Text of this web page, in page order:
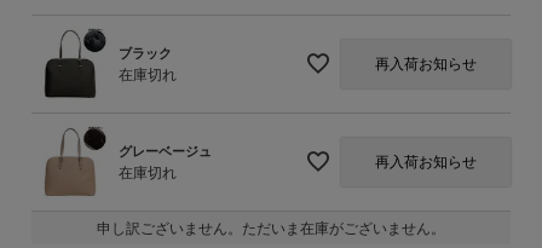
ブラック
在庫切れ
再入荷お知らせ
グレーベージュ
在庫切れ
再入荷お知らせ
申し訳ございません。ただいま在庫がございません。